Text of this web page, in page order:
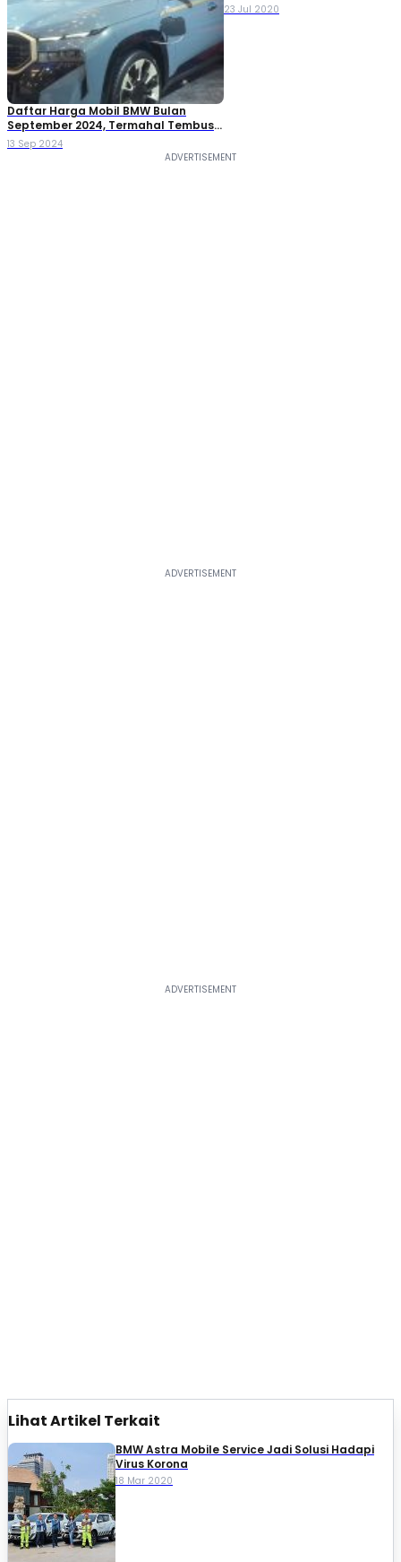
Daftar Harga Mobil BMW Bulan
September 2024, Termahal Tembus
Rp 5 Miliar!
13 Sep 2024
23 Jul 2020
Lihat Artikel Terkait
BMW Astra Mobile Service Jadi Solusi Hadapi
Virus Korona
18 Mar 2020